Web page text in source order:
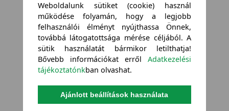
Weboldalunk sütiket (cookie) használ
működése folyamán, hogy a legjobb
felhasználói élményt nyújthassa Önnek,
továbbá látogatottsága mérése céljából. A
sütik használatát bármikor letilthatja!
Bővebb információkat errőlAdatkezelési
tájékoztatónkban olvashat.
Ajánlott beállítások használata